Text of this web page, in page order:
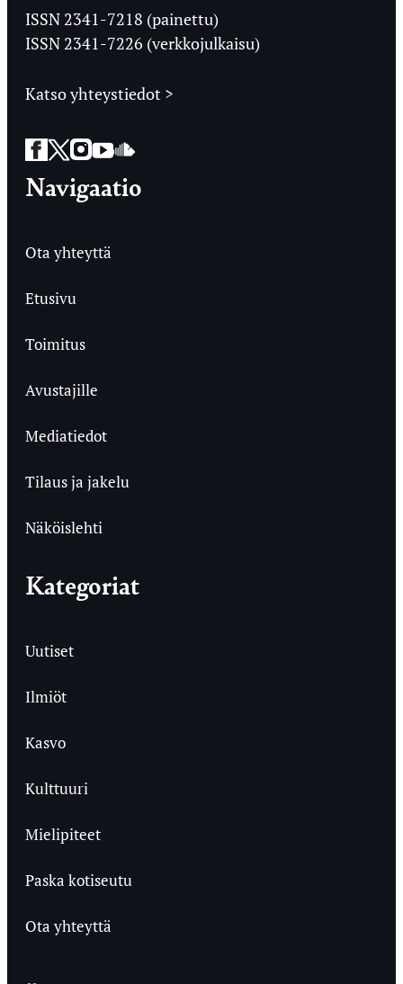
Ylioppilaslehti
ISSN 2341-7218 (painettu)
ISSN 2341-7226 (verkkojulkaisu)
Katso yhteystiedot >
Facebook
Twitter
Instagram
YouTube
SoundCloud
Navigaatio
Ota yhteyttä
Etusivu
Toimitus
Avustajille
Mediatiedot
Tilaus ja jakelu
Näköislehti
Kategoriat
Uutiset
Ilmiöt
Kasvo
Kulttuuri
Mielipiteet
Paska kotiseutu
Ota yhteyttä